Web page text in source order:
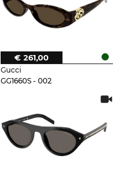
Gucci
GG1660S - 002
€ 261,00